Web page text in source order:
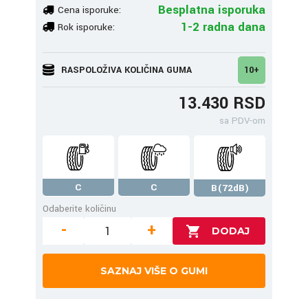
Cena isporuke: Besplatna isporuka
Rok isporuke: 1-2 radna dana
RASPOLOŽIVA KOLIČINA GUMA 10+
13.430 RSD
sa PDV-om
C C
B(72dB)
Odaberite količinu
- +
SAZNAJ VIŠE O GUMI